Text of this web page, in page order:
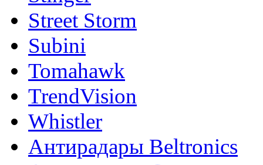
Street Storm
Subini
Tomahawk
TrendVision
Whistler
Антирадары Beltronics